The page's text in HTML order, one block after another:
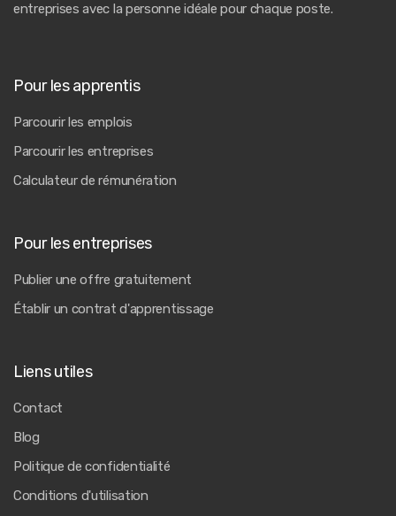
entreprises avec la personne idéale pour chaque poste.
Pour les apprentis
Parcourir les emplois
Parcourir les entreprises
Calculateur de rémunération
Pour les entreprises
Publier une offre gratuitement
Établir un contrat d'apprentissage
Liens utiles
Contact
Blog
Politique de confidentialité
Conditions d'utilisation